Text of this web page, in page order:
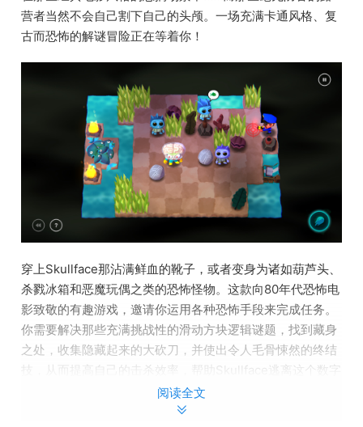
营者当然不会自己割下自己的头颅。一场充满卡通风格、复
古而恐怖的解谜冒险正在等着你！
穿上Skullface那沾满鲜血的靴子，或者变身为诸如葫芦头、
杀戮冰箱和恶魔玩偶之类的恐怖怪物。这款向80年代恐怖电
影致敬的有趣游戏，邀请你运用各种恐怖手段来完成任务。
你需要解决那些充满挑战性的滑动方块逻辑谜题，找到藏身
之处，收集隐藏起来的大砍刀，并使出令人毛骨悚然的终结
技，从而提高自己的击杀效率，帮助Skullface逃离这个数字
阅读全文